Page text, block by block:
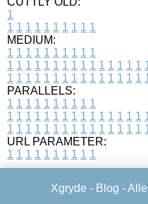
1
1 1 1 1 1 1 1 1 1 1
MEDIUM:
1 1 1 1 1 1 1 1 1 1
1 1 1 1 1 1 1 1 1 1 1 1 1 1 1
1 1 1 1 1 1 1 1 1 1 1 1 1 1 1
PARALLELS:
1 1 1 1 1 1 1 1 1 1
1 1 1 1 1 1 1 1 1 1 1 1 1 1 1
1 1 1 1 1 1 1 1 1 1 1 1 1 1 1
URL PARAMETER:
1 1 1 1 1 1 1 1 1 1
Xgryde - Blog -